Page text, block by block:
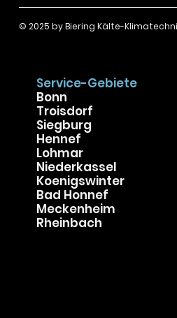
Service-Gebiete
Bonn
Troisdorf
Siegburg
Hennef
Lohmar
Niederkassel
Koenigswinter
© 2025 byBiering Kälte-Klimatechnik